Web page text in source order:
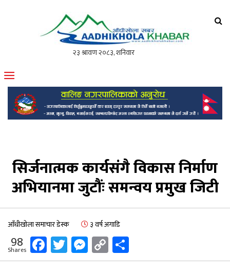
मोफसलकै लोकप्रिय अनलाइन पत्रिका
सिर्जनात्मक कार्यसंगै विकास निर्माण
अभियानमा जुटौंः समन्वय प्रमुख जिटी
आँधीखोला समाचार डेस्क ३ वर्ष अगाडि
98
Shares Facebook
Twitter
Messenger
Copy
Link